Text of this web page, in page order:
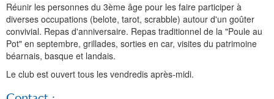
Réunir les personnes du 3ème âge pour les faire participer à
diverses occupations (belote, tarot, scrabble) autour d'un goûter
convivial. Repas d'anniversaire. Repas traditionnel de la "Poule au
Pot" en septembre, grillades, sorties en car, visites du patrimoine
béarnais, basque et landais.
Le club est ouvert tous les vendredis après-midi.